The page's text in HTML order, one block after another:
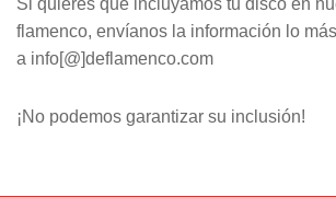
flamenco, envíanos la información lo
a info[@]deflamenco.com
¡No podemos garantizar su inclusión!